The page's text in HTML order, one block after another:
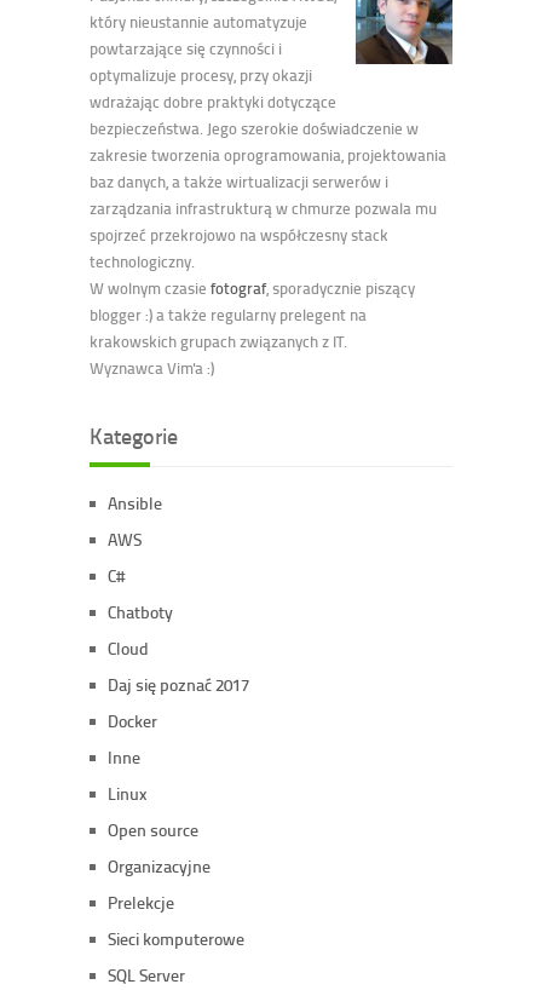
który nieustannie automatyzuje
powtarzające się czynności i
optymalizuje procesy, przy okazji
wdrażając dobre praktyki dotyczące
bezpieczeństwa. Jego szerokie doświadczenie w
zakresie tworzenia oprogramowania, projektowania
baz danych, a także wirtualizacji serwerów i
zarządzania infrastrukturą w chmurze pozwala mu
spojrzeć przekrojowo na współczesny stack
technologiczny.
W wolnym czasie fotograf, sporadycznie piszący
blogger :) a także regularny prelegent na
krakowskich grupach związanych z IT.
Wyznawca Vim'a :)
Kategorie
Ansible
AWS
C#
Chatboty
Cloud
Daj się poznać 2017
Docker
Inne
Linux
Open source
Organizacyjne
Prelekcje
Sieci komputerowe
SQL Server